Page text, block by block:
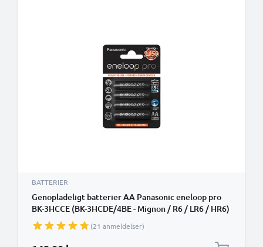
BATTERIER
Genopladeligt batterier AA Panasonic eneloop pro
BK-3HCCE (BK-3HCDE/4BE - Mignon / R6 / LR6 / HR6)
4x
(21 anmeldelser)